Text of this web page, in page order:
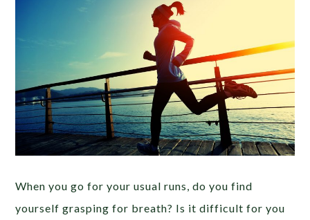
When you go for your usual runs, do you find
yourself grasping for breath? Is it difficult for you